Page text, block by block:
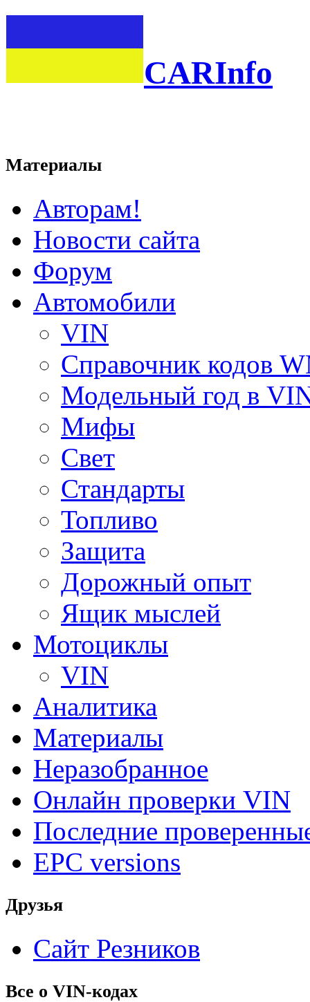
CARInfo
Материалы
Авторам!
Новости сайта
Форум
Автомобили
VIN
Справочник кодов
Модельный год в
Мифы
Свет
Стандарты
Топливо
Защита
Дорожный опыт
Ящик мыслей
Мотоциклы
VIN
Аналитика
Материалы
Неразобранное
Онлайн проверки VIN
Последние
EPC versions
Друзья
Сайт Резников
Все о VIN-кодах